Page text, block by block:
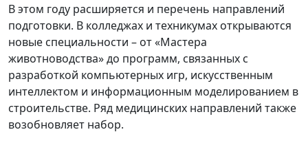
В этом году расширяется и перечень направлений
подготовки. В колледжах и техникумах открываются
новые специальности – от «Мастера
животноводства» до программ, связанных с
разработкой компьютерных игр, искусственным
интеллектом и информационным моделированием в
строительстве. Ряд медицинских направлений также
возобновляет набор.